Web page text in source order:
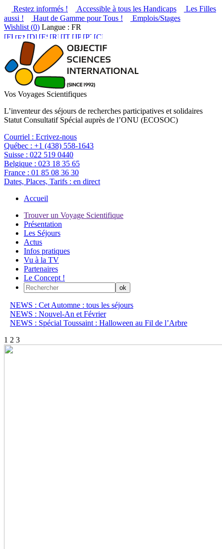
Restez informés ! Accessible à tous les Handicaps
Les Filles
aussi !
Haut de Gamme pour Tous !
Emplois/Stages
Wishlist (0) Langue : FR
Vos Voyages Scientifiques
L’inventeur des séjours de recherches participatives et solidaires
Statut Consultatif Spécial auprès de l’ONU (ECOSOC)
Courriel : Ecrivez-nous
Québec : +1 (438) 558-1643
Suisse : 022 519 0440
Belgique : 023 18 35 65
France : 01 85 08 36 30
Dates, Places, Tarifs : en direct
Accueil
Trouver un Voyage Scientifique
Présentation
Les Séjours
Actus
Infos pratiques
Vu à la TV
Partenaires
Le Concept !
NEWS : Cet Automne : tous les séjours
NEWS : Nouvel-An et Février
NEWS : Spécial Toussaint : Halloween au Fil de l’Arbre
1 2 3